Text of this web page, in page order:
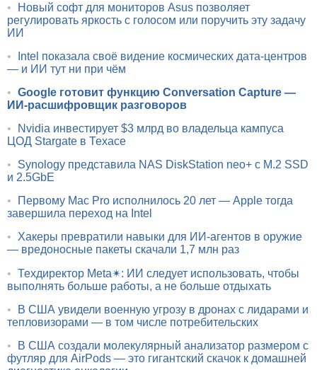
•
Новый софт для мониторов Asus позволяет
регулировать яркость с голосом или поручить эту задачу
ИИ
•
Intel показала своё видение космических дата-центров
— и ИИ тут ни при чём
• Google готовит функцию Conversation Capture —
ИИ-расшифровщик разговоров
•
Nvidia инвестирует $3 млрд во владельца кампуса
ЦОД Stargate в Техасе
•
Synology представила NAS DiskStation neo+ с M.2 SSD
и 2.5GbE
•
Первому Mac Pro исполнилось 20 лет — Apple тогда
завершила переход на Intel
•
Хакеры превратили навыки для ИИ-агентов в оружие
— вредоносные пакеты скачали 1,7 млн раз
• Техдиректор Meta✴: ИИ следует использовать, чтобы
выполнять больше работы, а не больше отдыхать
•
В США увидели военную угрозу в дронах с лидарами и
тепловизорами — в том числе потребительских
•
В США создали молекулярный анализатор размером с
футляр для AirPods — это гигантский скачок к домашней